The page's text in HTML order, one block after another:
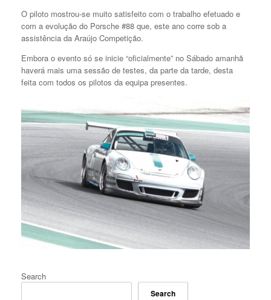
O piloto mostrou-se muito satisfeito com o trabalho efetuado e
com a evolução do Porsche #88 que, este ano corre sob a
assistência da Araújo Competição.
Embora o evento só se inicie “oficialmente” no Sábado amanhã
haverá mais uma sessão de testes, da parte da tarde, desta
feita com todos os pilotos da equipa presentes.
Search
Search